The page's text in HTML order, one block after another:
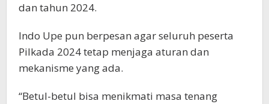
dan tahun 2024.
Indo Upe pun berpesan agar seluruh peserta
Pilkada 2024 tetap menjaga aturan dan
mekanisme yang ada.
“Betul-betul bisa menikmati masa tenang